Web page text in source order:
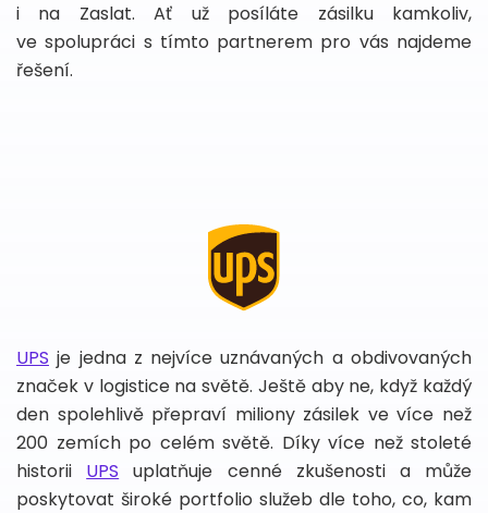
i na Zaslat. Ať už posíláte zásilku kamkoliv,
ve spolupráci s tímto partnerem pro vás najdeme
řešení.
UPS je jedna z nejvíce uznávaných a obdivovaných
značek v logistice na světě. Ještě aby ne, když každý
den spolehlivě přepraví miliony zásilek ve více než
200 zemích po celém světě. Díky více než stoleté
historii UPS uplatňuje cenné zkušenosti a může
poskytovat široké portfolio služeb dle toho, co, kam